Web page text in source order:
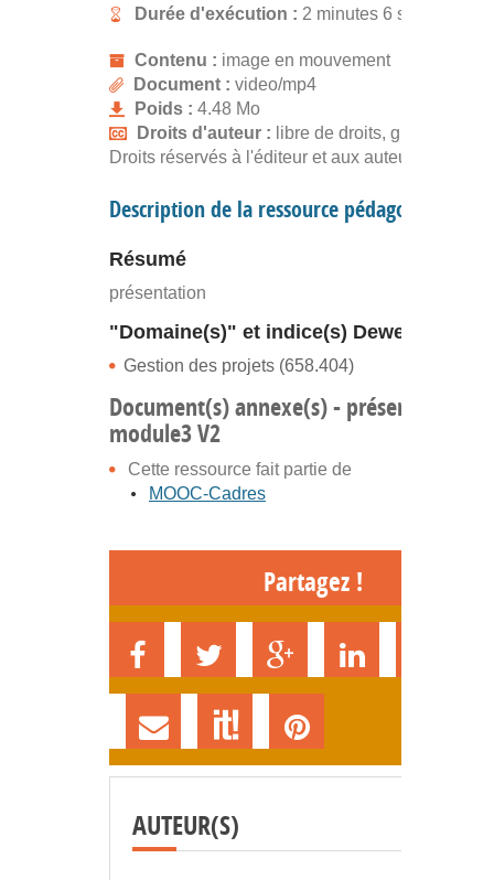
Durée d'exécution : 2 minutes 6 secondes
Contenu : image en mouvement
Document : video/mp4
Poids : 4.48 Mo
Droits d'auteur : libre de droits, gratuit
Droits réservés à l'éditeur et aux auteurs. CCs
Description de la ressource pédagogique
Résumé
présentation
"Domaine(s)" et indice(s) Dewey
Gestion des projets (658.404)
Document(s) annexe(s) - présentation
module3 V2
Cette ressource fait partie de
MOOC-Cadres
Partagez !
AUTEUR(S)